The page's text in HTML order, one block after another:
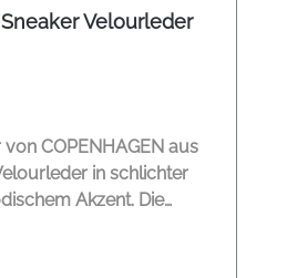
Velourleder
COPENHAGEN aus
in schlichter
Akzent. Die